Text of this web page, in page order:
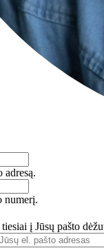
adresą.
numerį.
į Jūsų pašto